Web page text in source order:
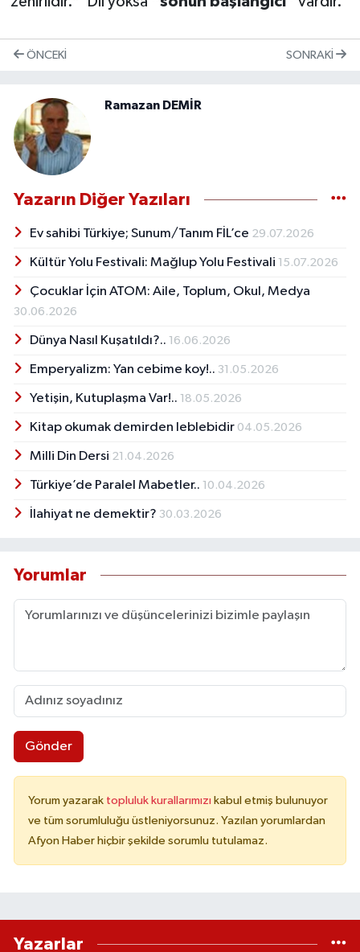
ÖNCEKI SONRAKI
Ramazan DEMİR
Yazarın Diğer Yazıları
Ev sahibi Türkiye; Sunum/Tanım FİL’ce 29.07.2026
Kültür Yolu Festivali: Mağlup Yolu Festivali 15.07.2026
Çocuklar İçin ATOM: Aile, Toplum, Okul, Medya
30.06.2026
Dünya Nasıl Kuşatıldı?.. 16.06.2026
Emperyalizm: Yan cebime koy!.. 31.05.2026
Yetişin, Kutuplaşma Var!.. 18.05.2026
Kitap okumak demirden leblebidir 04.05.2026
Milli Din Dersi 21.04.2026
Türkiye’de Paralel Mabetler.. 10.04.2026
İlahiyat ne demektir? 30.03.2026
Yorumlar
Gönder
Yorum yazarak topluluk kurallarımızı kabul etmiş bulunuyor
ve tüm sorumluluğu üstleniyorsunuz. Yazılan yorumlardan
Afyon Haber hiçbir şekilde sorumlu tutulamaz.
Yazarlar